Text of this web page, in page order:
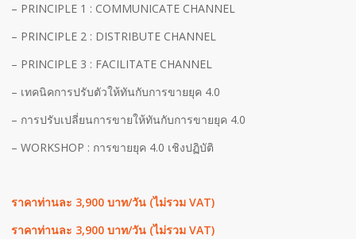
– PRINCIPLE 1 : COMMUNICATE CHANNEL
– PRINCIPLE 2 : DISTRIBUTE CHANNEL
– PRINCIPLE 3 : FACILITATE CHANNEL
– เทคนิคการปรับตัวให้ทันกับการขายยุค 4.0
– การปรับเปลี่ยนการขายให้ทันกับการขายยุค 4.0
– WORKSHOP : การขายยุค 4.0 เชิงปฏิบัติ
ราคาท่านละ 3,900 บาท/วัน (ไม่รวม VAT)
ราคาท่านละ 3,900 บาท/วัน (ไม่รวม VAT)